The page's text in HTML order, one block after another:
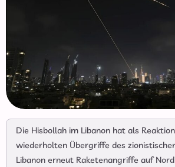
Die Hisbollah im Libanon hat als
wiederholten Übergriffe des
Libanon erneut Raketenangriffe auf